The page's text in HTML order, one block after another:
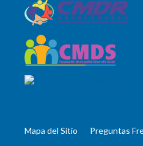
Mapa del Sitio
Preguntas